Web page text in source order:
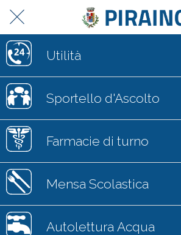
Utilità
Sportello d'Ascolto
Farmacie di turno
Mensa Scolastica
Autolettura Acqua